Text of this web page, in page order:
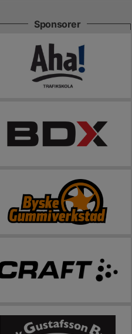
Sponsorer